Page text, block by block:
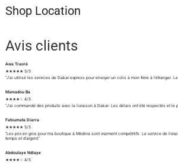
Shop Location
Avis clients
Awa Traoré
★★★★★ 5/5
"J'ai utilisé les services de Dakar.express pour envoyer un colis à mon frère à l'étranger.
Mamadou Ba
★★★★☆ 4/5
"J'ai commandé des produits avec la livraison à Dakar. Les délais ont été respectés et le
Fatoumata Diarra
★★★★★ 5/5
"Les prix en gros pour ma boutique à Médina sont vraiment compétitifs. Le service de
temps et d'argent."
Abdoulaye Ndiaye
★★★★☆ 4/5